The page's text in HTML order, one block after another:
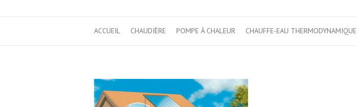
ACCUEIL CHAUDIÈRE POMPE À CHALEUR CHAUFFE-EAU THERMODYNAMIQUE